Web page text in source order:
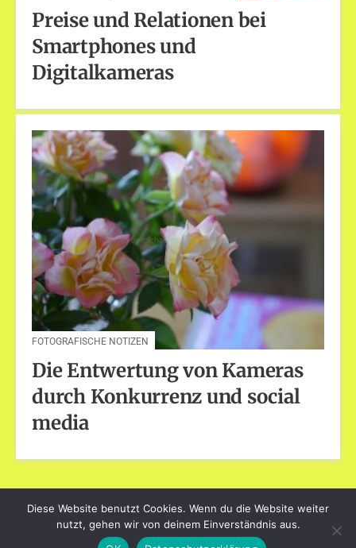
Preise und Relationen bei
Smartphones und
Digitalkameras
FOTOGRAFISCHE NOTIZEN
Die Entwertung von Kameras
durch Konkurrenz und social
media
dayart.de
Stolz präsentiert von WordPress|Theme: Loose von
Diese Website benutzt Cookies. Wenn du die Website weiter
nutzt, gehen wir von deinem Einverständnis aus.